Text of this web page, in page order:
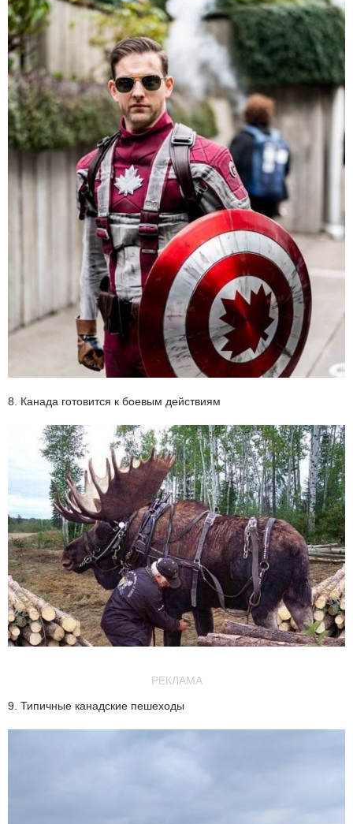
8. Канада готовится к боевым действиям
РЕКЛАМА
9. Типичные канадские пешеходы